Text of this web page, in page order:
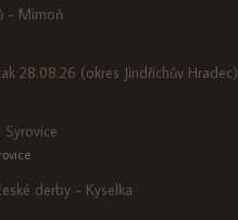
- Mimoň
28.08.26 (okres Jindřichův Hradec)
derby - Kyselka